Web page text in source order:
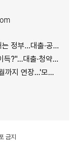
공임대 불이익 줄인다
청약·세금 따져보니
' 갈아탈 땐 혜택 따져야
금지